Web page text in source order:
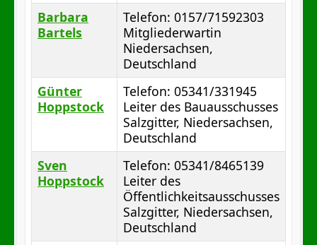
Barbara
Bartels
Telefon: 0157/71592303
Mitgliederwartin
Niedersachsen,
Deutschland
Günter
Hoppstock
Telefon: 05341/331945
Leiter des Bauausschusses
Salzgitter, Niedersachsen,
Deutschland
Sven
Hoppstock
Telefon: 05341/8465139
Leiter des
Öffentlichkeitsausschusses
Salzgitter, Niedersachsen,
Deutschland